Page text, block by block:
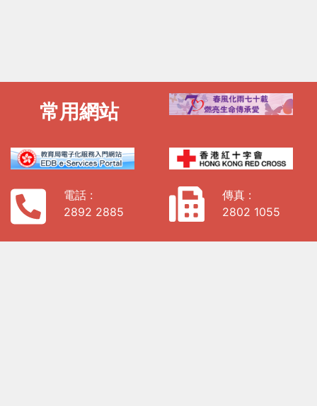
常用網站
電話 :
2892 2885
傳真 :
2802 1055